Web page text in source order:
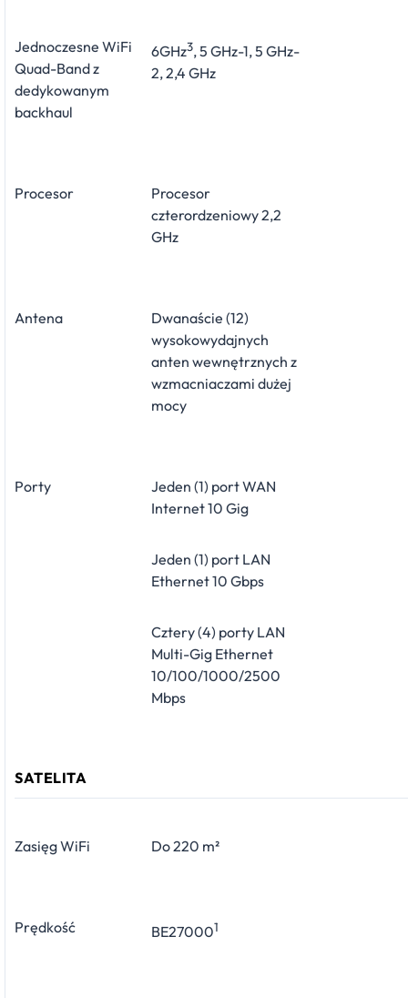
Jednoczesne WiFi
Quad-Band z
dedykowanym
backhaul
6GHz3, 5 GHz-1, 5 GHz-
2, 2,4 GHz
Procesor
Procesor
czterordzeniowy 2,2
GHz
Antena
Dwanaście (12)
wysokowydajnych
anten wewnętrznych z
wzmacniaczami dużej
mocy
Porty
Jeden (1) port WAN
Internet 10 Gig
Jeden (1) port LAN
Ethernet 10 Gbps
Cztery (4) porty LAN
Multi-Gig Ethernet
10/100/1000/2500
Mbps
SATELITA
Zasięg WiFi Do 220 m²
Prędkość BE270001